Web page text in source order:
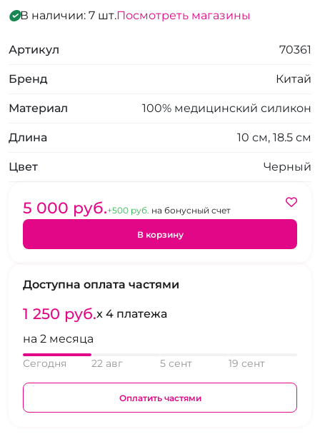
В наличии: 7 шт.Посмотреть магазины
Артикул 70361
Бренд Китай
Материал 100% медицинский силикон
Длина 10 см, 18.5 см
Цвет Черный
5 000 pуб.+500 pуб. на бонусный счет
В корзину
Доступна оплата частями
1 250 pуб.x 4 платежа
на 2 месяца
Сегодня 22 авг 5 сент 19 сент
Оплатить частями